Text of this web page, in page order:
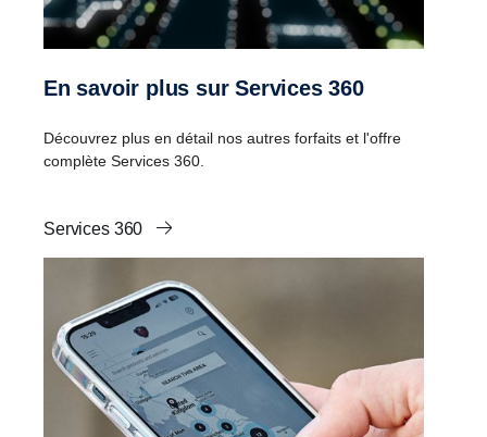
En savoir plus sur Services 360
Découvrez plus en détail nos autres forfaits et l'offre
complète Services 360.
Services 360